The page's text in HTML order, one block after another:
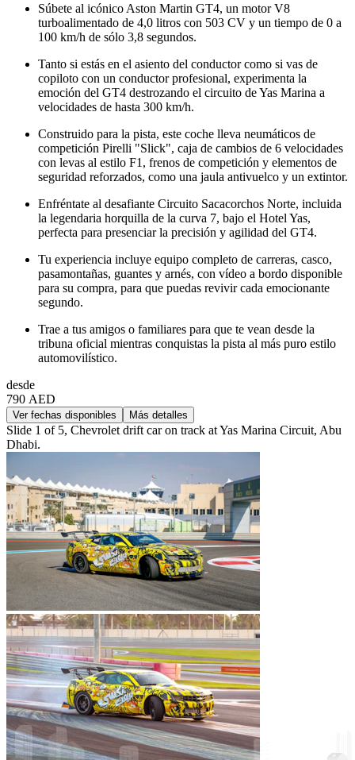
Súbete al icónico Aston Martin GT4, un motor V8
turboalimentado de 4,0 litros con 503 CV y un tiempo de 0 a
100 km/h de sólo 3,8 segundos.
Tanto si estás en el asiento del conductor como si vas de
copiloto con un conductor profesional, experimenta la
emoción del GT4 destrozando el circuito de Yas Marina a
velocidades de hasta 300 km/h.
Construido para la pista, este coche lleva neumáticos de
competición Pirelli "Slick", caja de cambios de 6 velocidades
con levas al estilo F1, frenos de competición y elementos de
seguridad reforzados, como una jaula antivuelco y un extintor.
Enfréntate al desafiante Circuito Sacacorchos Norte, incluida
la legendaria horquilla de la curva 7, bajo el Hotel Yas,
perfecta para presenciar la precisión y agilidad del GT4.
Tu experiencia incluye equipo completo de carreras, casco,
pasamontañas, guantes y arnés, con vídeo a bordo disponible
para su compra, para que puedas revivir cada emocionante
segundo.
Trae a tus amigos o familiares para que te vean desde la
tribuna oficial mientras conquistas la pista al más puro estilo
automovilístico.
desde
790 AED
Ver fechas disponibles Más detalles
Slide 1 of 5, Chevrolet drift car on track at Yas Marina Circuit, Abu
Dhabi.